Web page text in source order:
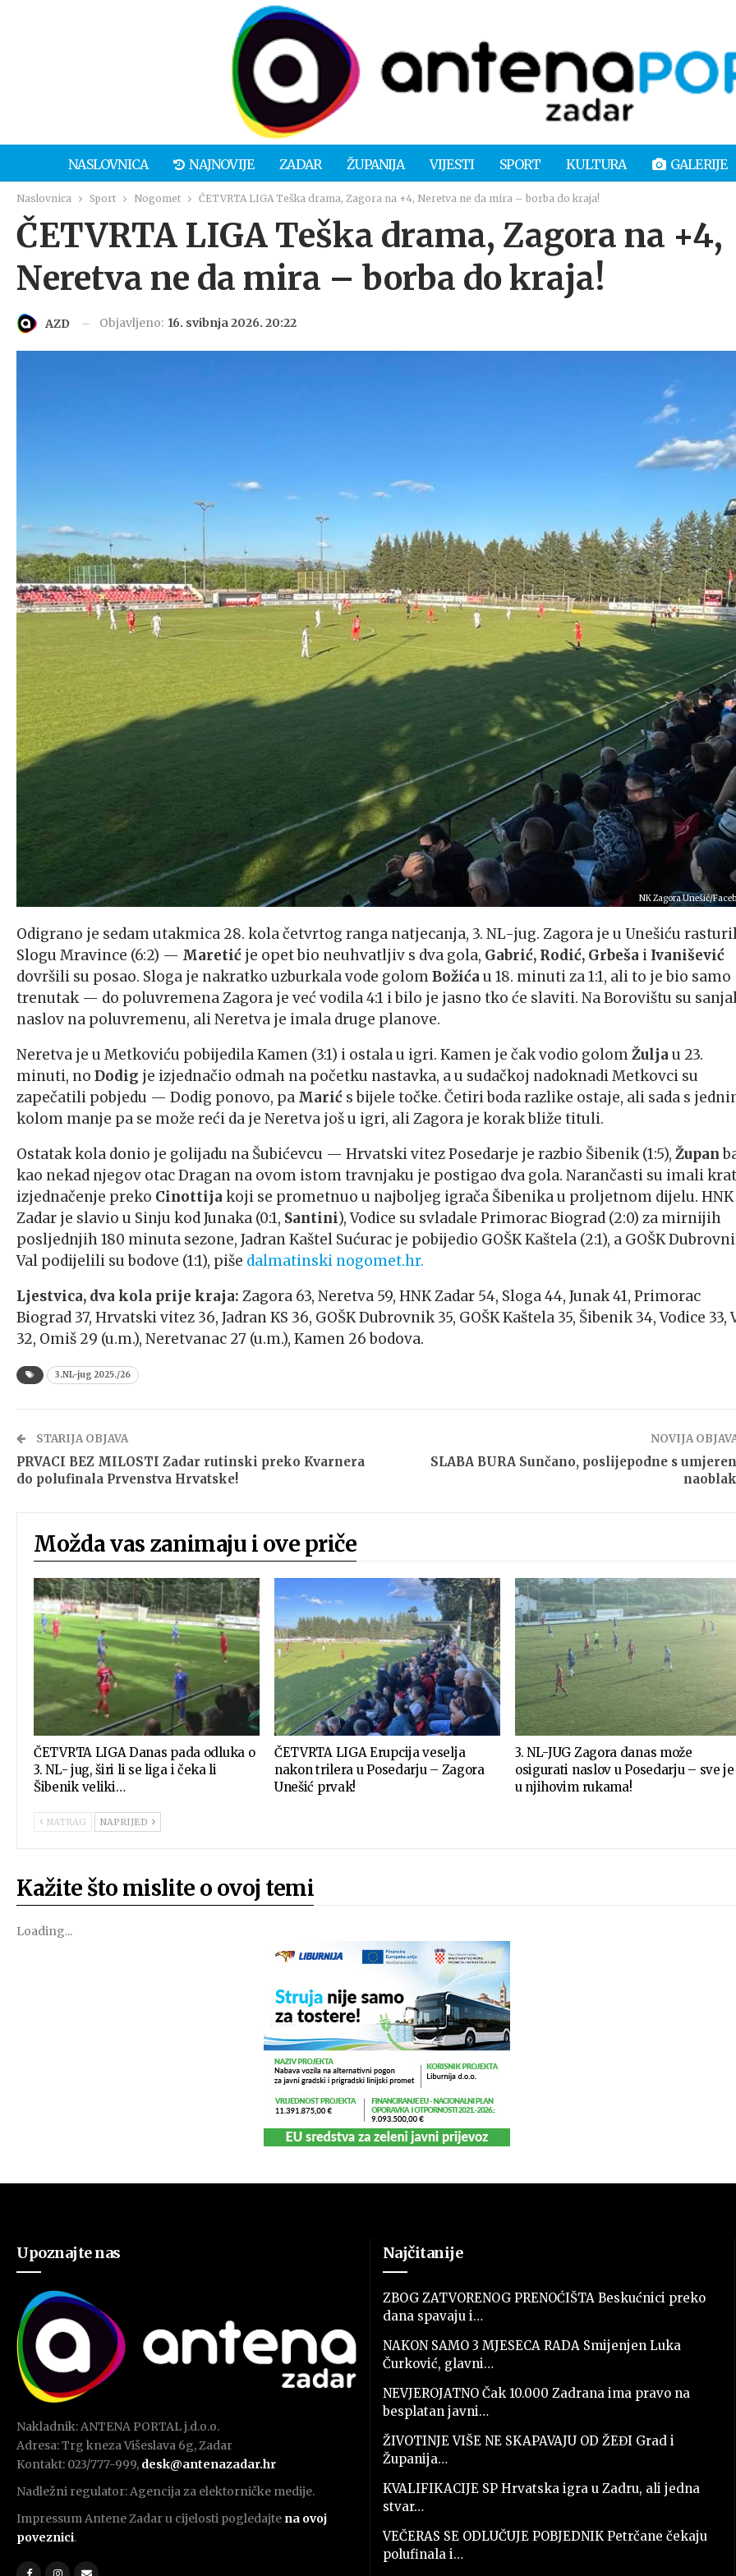
NASLOVNICA NAJNOVIJE ZADAR ŽUPANIJA VIJESTI SPORT KULTURA GALERIJE
Naslovnica Sport Nogomet ČETVRTA LIGA Teška drama, Zagora na +4, Neretva ne da mira – borba do kraja!
ČETVRTA LIGA Teška drama, Zagora na +4,
Neretva ne da mira – borba do kraja!
AZD Objavljeno: 16. svibnja 2026. 20:22
NK Zagora Unešić/
Odigrano je sedam utakmica 28. kola četvrtog ranga natjecanja, 3. NL-jug. Zagora je u Unešiću
Slogu Mravince (6:2) — Maretić je opet bio neuhvatljiv s dva gola, Gabrić, Rodić, Grbeša i Ivanišević
dovršili su posao. Sloga je nakratko uzburkala vode golomBožića u 18. minuti za 1:1, ali to je bio samo
trenutak — do poluvremena Zagora je već vodila 4:1 i bilo je jasno tko će slaviti. Na Borovištu su
naslov na poluvremenu, ali Neretva je imala druge planove.
Neretva je u Metkoviću pobijedila Kamen (3:1) i ostala u igri. Kamen je čak vodio golomŽulja u 23.
minuti, no Dodig je izjednačio odmah na početku nastavka, a u sudačkoj nadoknadi Metkovci su
zapečatili pobjedu — Dodig ponovo, pa Marić s bijele točke. Četiri boda razlike ostaje, ali sada s
kolom manje pa se može reći da je Neretva još u igri, ali Zagora je korak bliže tituli.
Ostatak kola donio je golijadu na Šubićevcu — Hrvatski vitez Posedarje je razbio Šibenik (1:5), Župan
kao nekad njegov otac Dragan na ovom istom travnjaku je postigao dva gola. Narančasti su imali
izjednačenje preko Cinottija koji se prometnuo u najboljeg igrača Šibenika u proljetnom dijelu. HNK
Zadar je slavio u Sinju kod Junaka (0:1, Santini), Vodice su svladale Primorac Biograd (2:0) za mirnijih
posljednjih 180 minuta sezone, Jadran Kaštel Sućurac je pobijedio GOŠK Kaštela (2:1), a GOŠK
Val podijelili su bodove (1:1), piše dalmatinski nogomet.hr.
Ljestvica, dva kola prije kraja: Zagora 63, Neretva 59, HNK Zadar 54, Sloga 44, Junak 41, Primorac
Biograd 37, Hrvatski vitez 36, Jadran KS 36, GOŠK Dubrovnik 35, GOŠK Kaštela 35, Šibenik 34, Vodice 33,
32, Omiš 29 (u.m.), Neretvanac 27 (u.m.), Kamen 26 bodova.
3.NL-jug 2025./26
STARIJA OBJAVA
PRVACI BEZ MILOSTI Zadar rutinski preko Kvarnera
do polufinala Prvenstva Hrvatske!
NOVIJA
SLABA BURA Sunčano, poslijepodne s
Možda vas zanimaju i ove priče
ČETVRTA LIGA Danas pada odluka o
3. NL- jug, širi li se liga i čeka li
Šibenik veliki…
ČETVRTA LIGA Erupcija veselja
nakon trilera u Posedarju – Zagora
Unešić prvak!
3. NL-JUG Zagora danas može
osigurati naslov u Posedarju – sve je
u njihovim rukama!
NATRAG NAPRIJED
Kažite što mislite o ovoj temi
Loading...
Upoznajte nas
Nakladnik: ANTENA PORTAL j.d.o.o.
Adresa: Trg kneza Višeslava 6g, Zadar
Kontakt: 023/777-999, desk@antenazadar.hr
Nadležni regulator: Agencija za elektorničke medije.
Impressum Antene Zadar u cijelosti pogledajte na ovoj
poveznici.
Najčitanije
ZBOG ZATVORENOG PRENOĆIŠTA Beskućnici preko
dana spavaju i…
NAKON SAMO 3 MJESECA RADA Smijenjen Luka
Čurković, glavni…
NEVJEROJATNO Čak 10.000 Zadrana ima pravo na
besplatan javni…
ŽIVOTINJE VIŠE NE SKAPAVAJU OD ŽEĐI Grad i
Županija…
KVALIFIKACIJE SP Hrvatska igra u Zadru, ali jedna
stvar…
VEČERAS SE ODLUČUJE POBJEDNIK Petrčane čekaju
polufinala i…